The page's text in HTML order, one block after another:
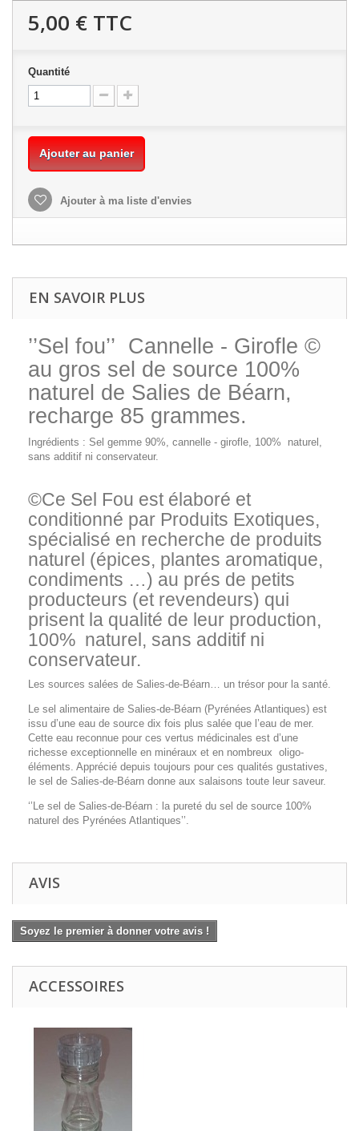
5,00 € TTC
Quantité
Ajouter au panier
Ajouter à ma liste d'envies
EN SAVOIR PLUS
’’Sel fou’’ Cannelle - Girofle ©
au gros sel de source 100%
naturel de Salies de Béarn,
recharge 85 grammes.
Ingrédients : Sel gemme 90%, cannelle - girofle, 100% naturel,
sans additif ni conservateur.
©Ce Sel Fou est élaboré et
conditionné par Produits Exotiques,
spécialisé en recherche de produits
naturel (épices, plantes aromatique,
condiments …) au prés de petits
producteurs (et revendeurs) qui
prisent la qualité de leur production,
100% naturel, sans additif ni
conservateur.
Les sources salées de Salies-de-Béarn… un trésor pour la santé.
Le sel alimentaire de Salies-de-Béarn (Pyrénées Atlantiques) est
issu d’une eau de source dix fois plus salée que l’eau de mer.
Cette eau reconnue pour ces vertus médicinales est d’une
richesse exceptionnelle en minéraux et en nombreux oligo-
éléments. Apprécié depuis toujours pour ces qualités gustatives,
le sel de Salies-de-Béarn donne aux salaisons toute leur saveur.
‘’Le sel de Salies-de-Béarn : la pureté du sel de source 100%
naturel des Pyrénées Atlantiques’’.
AVIS
Soyez le premier à donner votre avis !
ACCESSOIRES